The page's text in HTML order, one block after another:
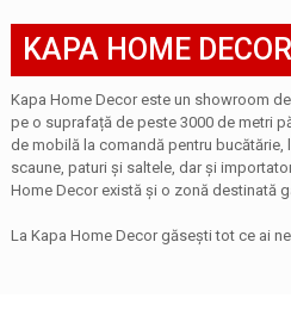
KAPA HOME
Kapa Home Decor este un showroom
pe o suprafață de peste 3000 de metri
de mobilă la comandă pentru
scaune, paturi și saltele, dar și
Home Decor există și o zonă destinată
La Kapa Home Decor găsești tot ce ai